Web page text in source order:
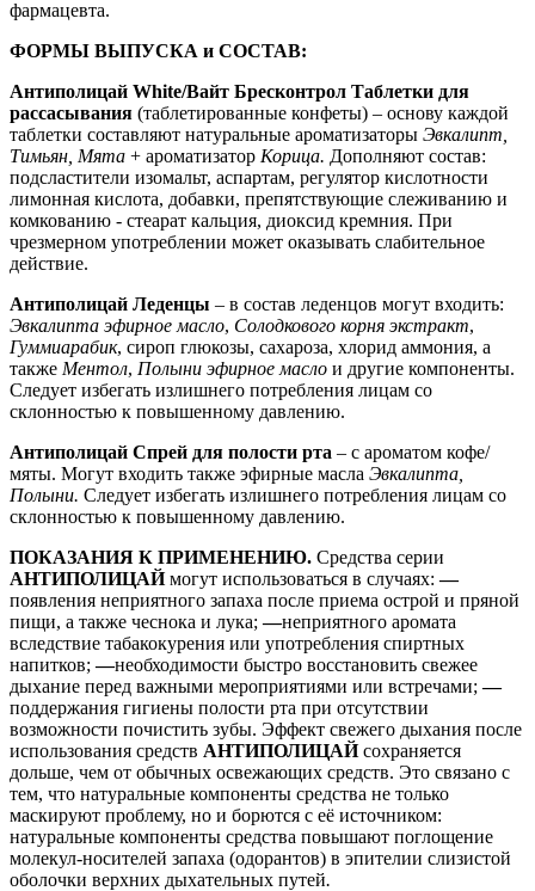
фармацевта.
ФОРМЫ ВЫПУСКА и СОСТАВ:
Антиполицай White/Вайт Бресконтрол Таблетки для
рассасывания (таблетированные конфеты) – основу каждой
таблетки составляют натуральные ароматизаторы Эвкалипт,
Тимьян, Мята + ароматизатор Корица. Дополняют состав:
подсластители изомальт, аспартам, регулятор кислотности
лимонная кислота, добавки, препятствующие слеживанию и
комкованию - стеарат кальция, диоксид кремния. При
чрезмерном употреблении может оказывать слабительное
действие.
Антиполицай Леденцы – в состав леденцов могут входить:
Эвкалипта эфирное масло, Солодкового корня экстракт,
Гуммиарабик, сироп глюкозы, сахароза, хлорид аммония, а
также Ментол, Полыни эфирное масло и другие компоненты.
Следует избегать излишнего потребления лицам со
склонностью к повышенному давлению.
Антиполицай Спрей для полости рта – с ароматом кофе/
мяты. Могут входить также эфирные масла Эвкалипта,
Полыни. Следует избегать излишнего потребления лицам со
склонностью к повышенному давлению.
ПОКАЗАНИЯ К ПРИМЕНЕНИЮ. Средства серии
АНТИПОЛИЦАЙмогут использоваться в случаях:—
появления неприятного запаха после приема острой и пряной
пищи, а также чеснока и лука;—неприятного аромата
вследствие табакокурения или употребления спиртных
напитков;—необходимости быстро восстановить свежее
дыхание перед важными мероприятиями или встречами;—
поддержания гигиены полости рта при отсутствии
возможности почистить зубы. Эффект свежего дыхания после
использования средств АНТИПОЛИЦАЙсохраняется
дольше, чем от обычных освежающих средств. Это связано с
тем, что натуральные компоненты средства не только
маскируют проблему, но и борются с её источником:
натуральные компоненты средства повышают поглощение
молекул-носителей запаха (одорантов) в эпителии слизистой
оболочки верхних дыхательных путей.